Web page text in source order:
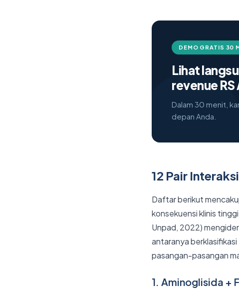
DEMO GRATIS 30
Lihat
revenue
Dalam 30 menit,
depan Anda.
12 Pair
Daftar berikut
konsekuensi klinis
Unpad, 2022)
antaranya
pasangan-pasangan
1. Aminoglisida +